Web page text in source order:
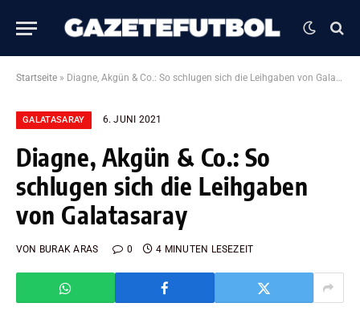
Startseite » Diagne, Akgün & Co.: So schlugen sich die Leihgaben von Galatasaray
GALATASARAY 6. JUNI 2021
Diagne, Akgün & Co.: So
schlugen sich die Leihgaben
von Galatasaray
VON BURAK ARAS 0 4 MINUTEN LESEZEIT